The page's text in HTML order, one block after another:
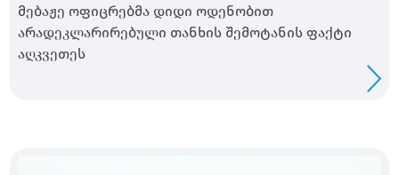
მებაჟე ოფიცრებმა დიდი ოდენობით
არადეკლარირებული თანხის შემოტანის ფაქტი
აღკვეთეს